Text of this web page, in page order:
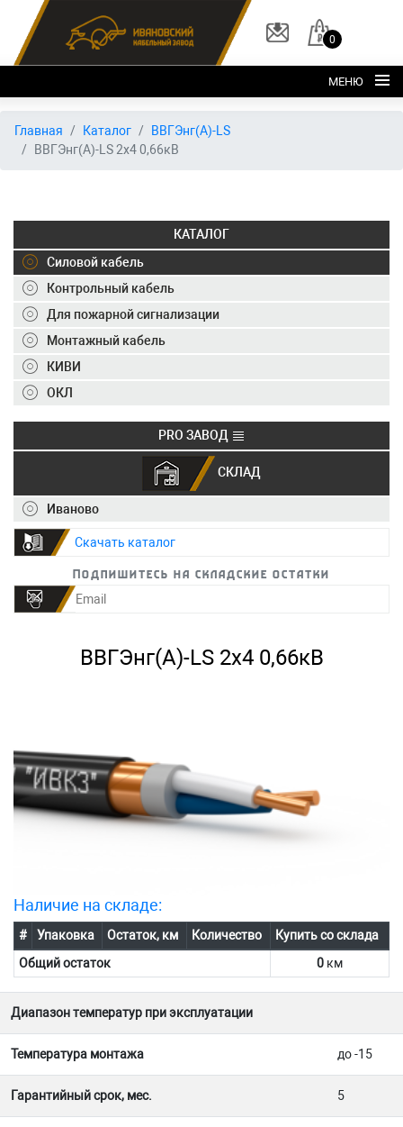
0
МЕНЮ
Главная
О заводе
Склад
ОКЛ
Вакансии
Контакты
+7 (495) 150-40-20
info@ivkz.ru
Главная Каталог
ВВГЭнг(А)-LS
ВВГЭнг(А)-LS 2х4 0,66кВ
КАТАЛОГ
Силовой кабель
Контрольный кабель
Для пожарной сигнализации
Монтажный кабель
КИВИ
ОКЛ
PRO ЗАВОД
СКЛАД
Иваново
Скачать каталог
Подпишитесь на складские остатки
ВВГЭнг(А)-LS 2х4 0,66кВ
Наличие на складе:
# Упаковка Остаток, км Количество
Купить со склада
Общий остаток
0 км
Диапазон температур при эксплуатации
Температура монтажа до -15
Гарантийный срок, мес. 5